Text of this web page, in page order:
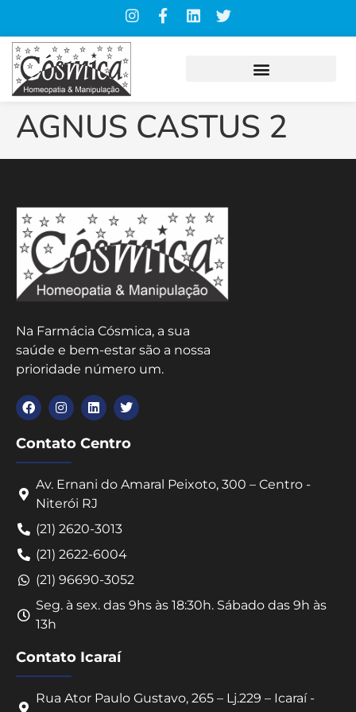
AGNUS CASTUS 2
Na Farmácia Cósmica, a sua
saúde e bem-estar são a nossa
prioridade número um.
Contato Centro
Av. Ernani do Amaral Peixoto, 300 – Centro -
Niterói RJ
(21) 2620-3013
(21) 2622-6004
(21) 96690-3052
Seg. à sex. das 9hs às 18:30h. Sábado das 9h às
13h
Contato Icaraí
Rua Ator Paulo Gustavo, 265 – Lj.229 – Icaraí -